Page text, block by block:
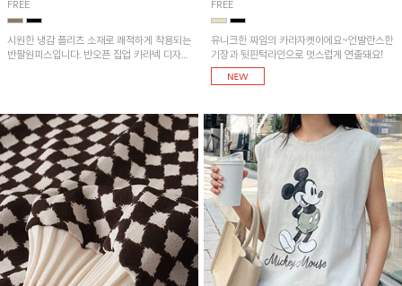
FREE
시원한 냉감 플리츠 소재로 쾌적하게 착용되는
반팔원피스입니다. 반오픈 집업 카라넥 디자인
FREE
유니크한 짜임의 카라자켓이에요~언발란스한
기장과 뒷핀턱라인으로 멋스럽게 연출돼요!